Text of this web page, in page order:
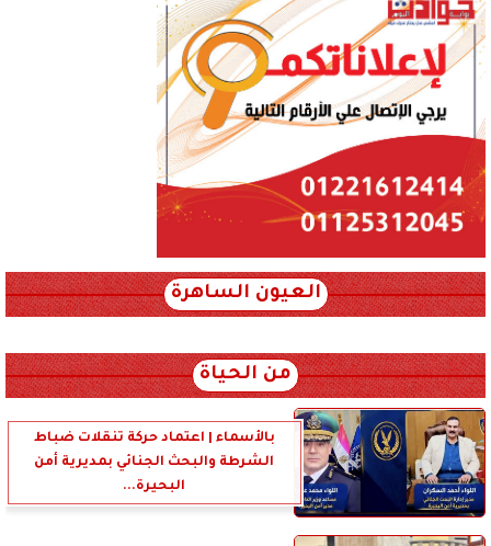
العيون الساهرة
من الحياة
بالأسماء | اعتماد حركة تنقلات ضباط
الشرطة والبحث الجنائي بمديرية أمن
البحيرة...